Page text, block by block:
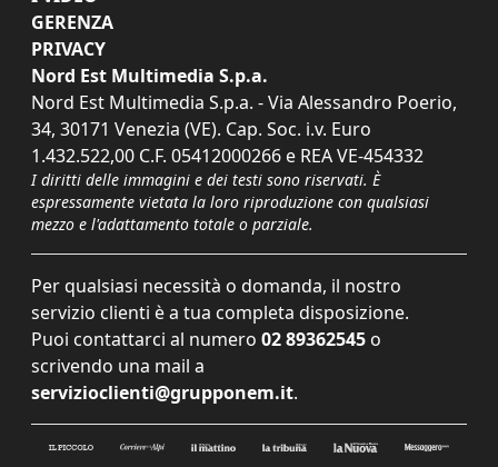
GERENZA
PRIVACY
Nord Est Multimedia S.p.a.
Nord Est Multimedia S.p.a. - Via Alessandro Poerio,
34, 30171 Venezia (VE). Cap. Soc. i.v. Euro
1.432.522,00 C.F. 05412000266 e REA VE-454332
I diritti delle immagini e dei testi sono riservati. È
espressamente vietata la loro riproduzione con qualsiasi
mezzo e l'adattamento totale o parziale.
Per qualsiasi necessità o domanda, il nostro
servizio clienti è a tua completa disposizione.
Puoi contattarci al numero 02 89362545 o
scrivendo una mail a
servizioclienti@grupponem.it.